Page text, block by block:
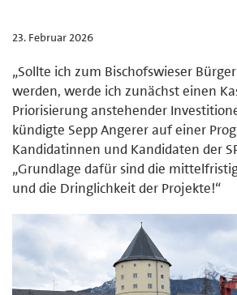
23. Februar 2026
„Sollte ich zum Bischofswieser
werden, werde ich zunächst einen
Priorisierung anstehender
kündigte Sepp Angerer auf einer
Kandidatinnen und Kandidaten der
„Grundlage dafür sind die
und die Dringlichkeit der Projekte!“